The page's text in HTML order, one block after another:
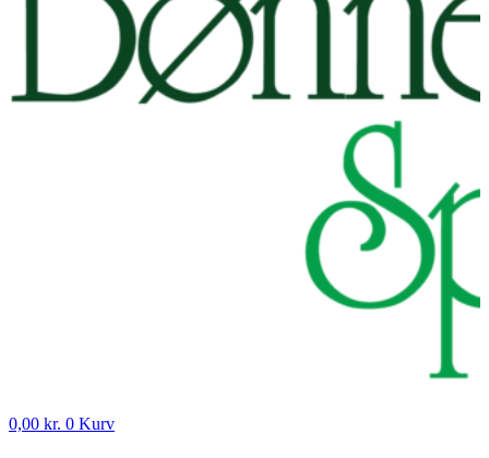
0,00 kr. 0 Kurv